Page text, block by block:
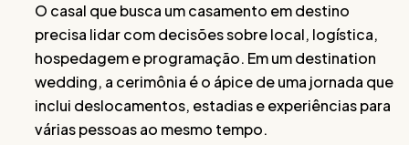
O casal que busca um casamento em destino
precisa lidar com decisões sobre local, logística,
hospedagem e programação. Em um destination
wedding, a cerimônia é o ápice de uma jornada que
inclui deslocamentos, estadias e experiências para
várias pessoas ao mesmo tempo.